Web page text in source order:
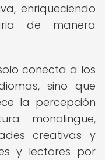
enriqueciendo
de manera
conecta a los
sino que
la percepción
monolingüe,
creativas y
y lectores por